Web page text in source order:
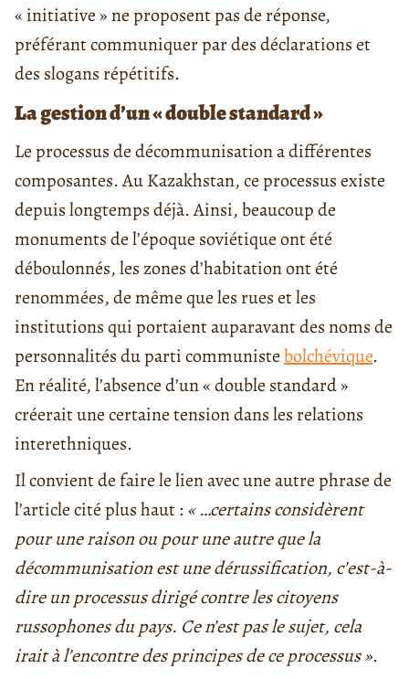
« initiative » ne proposent pas de réponse,
préférant communiquer par des déclarations et
des slogans répétitifs.
La gestion d’un « double standard »
Le processus de décommunisation a différentes
composantes. Au Kazakhstan, ce processus existe
depuis longtemps déjà. Ainsi, beaucoup de
monuments de l’époque soviétique ont été
déboulonnés, les zones d’habitation ont été
renommées, de même que les rues et les
institutions qui portaient auparavant des noms de
personnalités du parti communistebolchévique.
En réalité, l’absence d’un « double standard »
créerait une certaine tension dans les relations
interethniques.
Il convient de faire le lien avec une autre phrase de
l’article cité plus haut : « …certains considèrent
pour une raison ou pour une autre que la
décommunisation est une dérussification, c’est-à-
dire un processus dirigé contre les citoyens
russophones du pays. Ce n’est pas le sujet, cela
irait à l’encontre des principes de ce processus ».